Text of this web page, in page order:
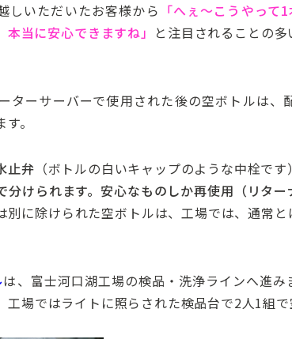
しいただいたお客様から 「へぇ〜こうやっ
当に安心できますね」 と注目されることの多
ターサーバーで使用された後の空ボトルは、
。
止弁 （ボトルの白いキャップのような中栓です）
けられます。安心なものしか再使用（リタ
別に除けられた空ボトルは、工場では、通常
は、富士河口湖工場の検品・洗浄ラインへ進
場ではライトに照らされた検品台で2人1組で